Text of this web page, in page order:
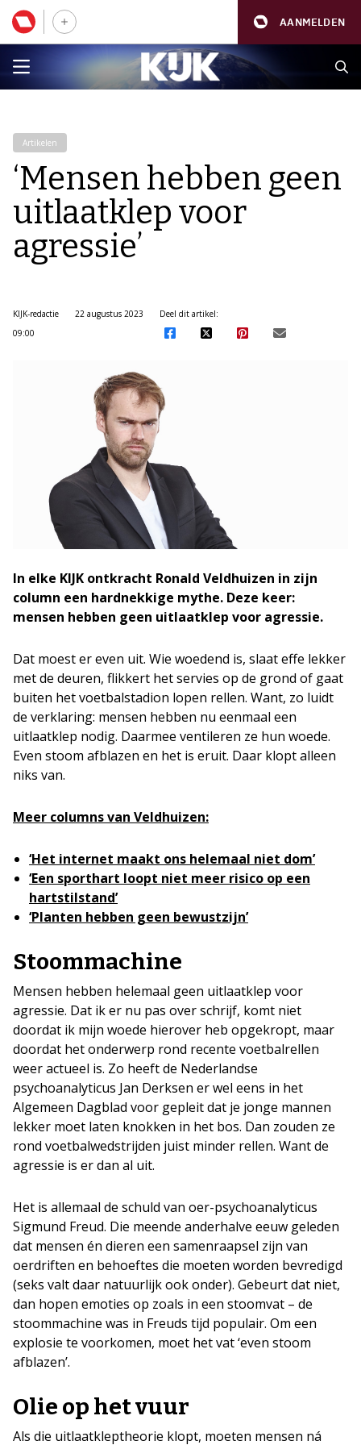
AANMELDEN
Artikelen
‘Mensen hebben geen
uitlaatklep voor
agressie’
KIJK-redactie
22 augustus 2023
09:00
Deel dit artikel:
In elke KIJK ontkracht Ronald Veldhuizen in zijn
column een hardnekkige mythe. Deze keer:
mensen hebben geen uitlaatklep voor agressie.
Dat moest er even uit. Wie woedend is, slaat effe lekker
met de deuren, flikkert het servies op de grond of gaat
buiten het voetbalstadion lopen rellen. Want, zo luidt
de verklaring: mensen hebben nu eenmaal een
uitlaatklep nodig. Daarmee ventileren ze hun woede.
Even stoom afblazen en het is eruit. Daar klopt alleen
niks van.
Meer columns van Veldhuizen:
‘Het internet maakt ons helemaal niet dom’
‘Een sporthart loopt niet meer risico op een
hartstilstand’
‘Planten hebben geen bewustzijn’
Stoommachine
Mensen hebben helemaal geen uitlaatklep voor
agressie. Dat ik er nu pas over schrijf, komt niet
doordat ik mijn woede hierover heb opgekropt, maar
doordat het onderwerp rond recente voetbalrellen
weer actueel is. Zo heeft de Nederlandse
psychoanalyticus Jan Derksen er wel eens in het
Algemeen Dagblad voor gepleit dat je jonge mannen
lekker moet laten knokken in het bos. Dan zouden ze
rond voetbalwedstrijden juist minder rellen. Want de
agressie is er dan al uit.
Het is allemaal de schuld van oer-psychoanalyticus
Sigmund Freud. Die meende anderhalve eeuw geleden
dat mensen én dieren een samenraapsel zijn van
oerdriften en behoeftes die moeten worden bevredigd
(seks valt daar natuurlijk ook onder). Gebeurt dat niet,
dan hopen emoties op zoals in een stoomvat – de
stoommachine was in Freuds tijd populair. Om een
explosie te voorkomen, moet het vat ‘even stoom
afblazen’.
Olie op het vuur
Als die uitlaatkleptheorie klopt, moeten mensen ná